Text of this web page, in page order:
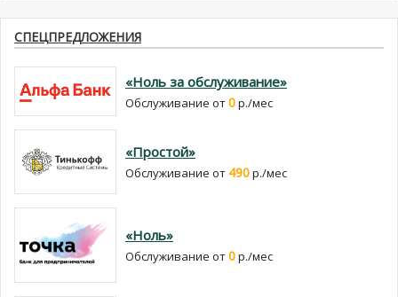
СПЕЦПРЕДЛОЖЕНИЯ
«Ноль за обслуживание»
Обслуживание от0р./мес
«Простой»
Обслуживание от 490р./мес
«Ноль»
Обслуживание от0р./мес